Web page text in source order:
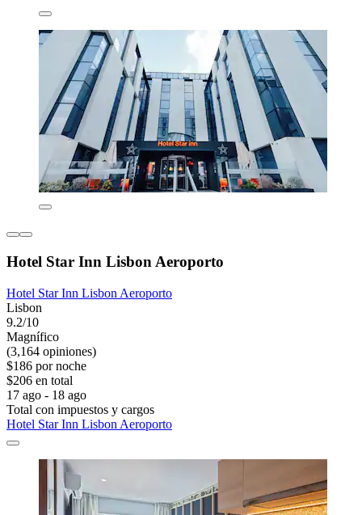
Hotel Star Inn Lisbon Aeroporto
Hotel Star Inn Lisbon Aeroporto
Lisbon
9.2/10
Magnífico
(3,164 opiniones)
$186 por noche
$206 en total
17 ago - 18 ago
Total con impuestos y cargos
Hotel Star Inn Lisbon Aeroporto